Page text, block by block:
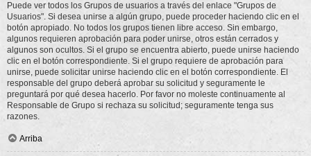
Puede ver todos los Grupos de usuarios a través del enlace "Grupos de
Usuarios". Si desea unirse a algún grupo, puede proceder haciendo clic en el
botón apropiado. No todos los grupos tienen libre acceso. Sin embargo,
algunos requieren aprobación para poder unirse, otros están cerrados y
algunos son ocultos. Si el grupo se encuentra abierto, puede unirse haciendo
clic en el botón correspondiente. Si el grupo requiere de aprobación para
unirse, puede solicitar unirse haciendo clic en el botón correspondiente. El
responsable del grupo deberá aprobar su solicitud y seguramente le
preguntará por qué desea hacerlo. Por favor no moleste continuamente al
Responsable de Grupo si rechaza su solicitud; seguramente tenga sus
razones.
Arriba